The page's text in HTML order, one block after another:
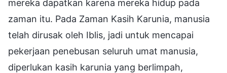
mereka dapatkan karena mereka hidup pada
zaman itu. Pada Zaman Kasih Karunia, manusia
telah dirusak oleh Iblis, jadi untuk mencapai
pekerjaan penebusan seluruh umat manusia,
diperlukan kasih karunia yang berlimpah,